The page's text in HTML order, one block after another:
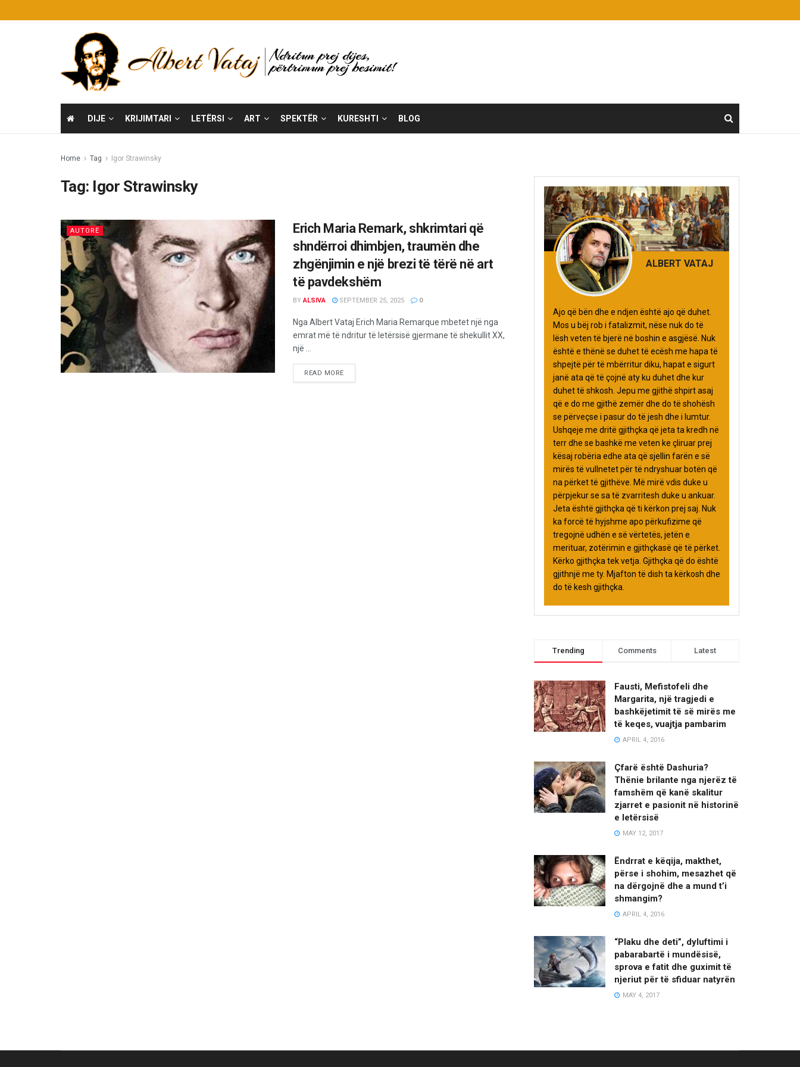
DIJE KRIJIMTARI LETËRSI ART SPEKTËR KURESHTI BLOG
Home Tag Igor Strawinsky
Tag: Igor Strawinsky
AUTORË
Erich Maria Remark, shkrimtari që
shndërroi dhimbjen, traumën dhe
zhgënjimin e një brezi të tërë në art
të pavdekshëm
BY ALSIVA SEPTEMBER 25, 2025 0
Nga Albert Vataj Erich Maria Remarque mbetet një nga
emrat më të ndritur të letërsisë gjermane të shekullit XX,
një ...
READ MORE
ALBERT VATAJ
Ajo që bën dhe e ndjen është ajo që duhet.
Mos u bëj rob i fatalizmit, nëse nuk do të
lësh veten të bjerë në boshin e asgjësë. Nuk
është e thënë se duhet të ecësh me hapa të
shpejtë për të mbërritur diku, hapat e sigurt
janë ata që të çojnë aty ku duhet dhe kur
duhet të shkosh. Jepu me gjithë shpirt asaj
që e do me gjithë zemër dhe do të shohësh
se përveçse i pasur do të jesh dhe i lumtur.
Ushqeje me dritë gjithçka që jeta ta kredh në
terr dhe se bashkë me veten ke çliruar prej
kësaj robëria edhe ata që sjellin farën e së
mirës të vullnetet për të ndryshuar botën që
na përket të gjithëve. Më mirë vdis duke u
përpjekur se sa të zvarritesh duke u ankuar.
Jeta është gjithçka që ti kërkon prej saj. Nuk
ka forcë të hyjshme apo përkufizime që
tregojnë udhën e së vërtetës, jetën e
merituar, zotërimin e gjithçkasë që të përket.
Kërko gjithçka tek vetja. Gjithçka që do është
gjithnjë me ty. Mjafton të dish ta kërkosh dhe
do të kesh gjithçka.
Trending Comments Latest
Fausti, Mefistofeli dhe
Margarita, një tragjedi e
bashkëjetimit të së mirës me
të keqes, vuajtja pambarim
APRIL 4, 2016
Çfarë është Dashuria?
Thënie brilante nga njerëz të
famshëm që kanë skalitur
zjarret e pasionit në historinë
e letërsisë
MAY 12, 2017
Ëndrrat e këqija, makthet,
përse i shohim, mesazhet që
na dërgojnë dhe a mund t’i
shmangim?
APRIL 4, 2016
“Plaku dhe deti”, dyluftimi i
pabarabartë i mundësisë,
sprova e fatit dhe guximit të
njeriut për të sfiduar natyrën
MAY 4, 2017